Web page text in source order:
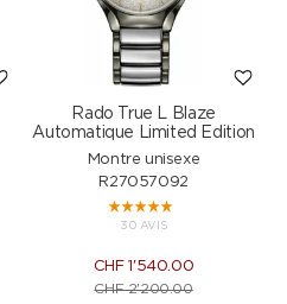
Rado True L Blaze
Automatique Limited Edition
Montre unisexe
R27057092
30 AVIS
CHF 1'540.00
CHF2'200.00